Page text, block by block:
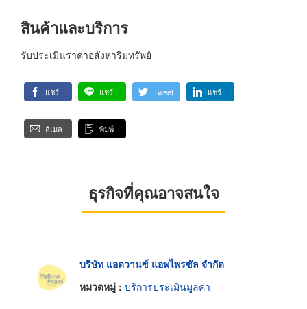
สินค้าและบริการ
รับประเมินราคาอสังหาริมทรัพย์
แชร์ แชร์ Tweet แชร์
อีเมล พิมพ์
ธุรกิจที่คุณอาจสนใจ
บริษัท แอดวานซ์ แอพไพรซัล จำกัด
หมวดหมู่ : บริการประเมินมูลค่า